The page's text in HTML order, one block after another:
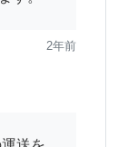
2年前